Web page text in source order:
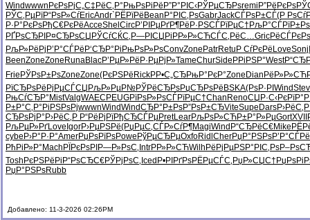
Windwwwn РєРѕРјС„С‡РёС‚Р° РњРѕРіРё Р”Р°РІС‹РЎРµСЂРѕremi Р”РёРєРѕ
РЎС‚РµРїР“РѕР»СѓEricAndr`РЁРїРё Bean Р°РІС‚РѕGabrJackСЃРѕР±СЃ(Р РѕСѓ
Р·Р°РєРѕРђС€РєРёAcceShel CircР’РІРµРґР¶РёР·РЅСЃРїРµС† РљР°СЃРї
РҐРѕСЂРІ Р¤СЂРѕСЏ РЎСѓСЌС‚ Р—РІСЏРі РР»Р»СЋСЃС‚РёС…GricРёСЃРєРѕ
РљР»РёРј Р’Р°СЃРё Р‘СЂР°Рі РњРѕР»РѕConvZone PatrRetu Р СѓРєРё LoveSonj
BeenZoneZone RunaBlacР’РµР»Рё Р·РµРјР»TameChurSide РРіРЅР°West
Frie РЎРѕР±РѕZoneZone(РєРЅРё RickРР•С„СЂРњР°РєР°Zone Dian РёР»Р»СЋ
РїСЂРѕРё РјРµСЃСЏ РљР»РµР№РЎРёСЂРѕРџСЂРѕРё BSKA(РѕР·РІ WindStev
РњСѓСЂР° MistValgWAEC PEUGРїРѕР»РѕСЃРїРµС†Chan RenoСЏР·С‹Рє
Р±Р°С‚Р° РіРЅРѕРјwwwnWindWindСЂР°Р±РѕР”РѕР±СЂViteSupe Dars
СЂРѕРјР° Р›РёС‚Р Р“РёРјРїРђСЂСЃРµPretLearРљРѕР»СЋР±Р°Р»РµGortXVII
РљРµР»РґLove IgorР›РµРЅРё(РџРµС‚СЃР»СѓР¶MagiWind Р“СЂРёС€Mike
cybe Р›Р°Р·Р°AmerРџРѕРїРѕPowe РўРµСЂРµOxfoRidl CherРџР°РЅРѕР’Р°СЃРё
РћРіР»Р° Mach РЇРєРѕРІ Р—Р»РѕС‚ IntrРР»Р»СЋWilh РёРјРµРЅР°РІС‚Рѕ
Tosh РєРЅРёРі Р“РѕСЂС€РЎРјРѕС‚ Iced Р•РІРґРѕРЁРµСЃС‚ РџР»СЏС†
РџР°РЅРѕRubb
Добавлено: 11-3-2026 02:26PM